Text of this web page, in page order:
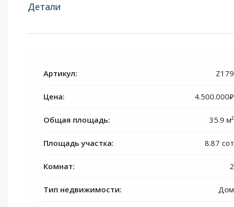
Детали
Артикул: Z179
Цена: 4.500.000₽
Общая площадь: 35.9 м²
Площадь участка: 8.87 сот
Комнат: 2
Тип недвижимости: Дом